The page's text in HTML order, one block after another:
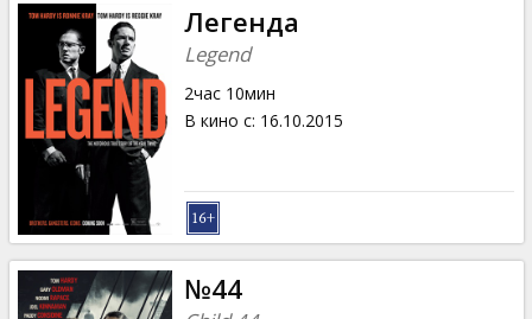
Легенда
Legend
2час 10мин
В кино с: 16.10.2015
№44